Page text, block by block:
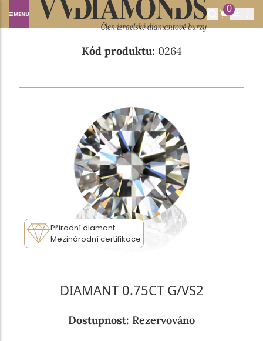
0
Domů NABÍDKA DIAMANTŮ 0.75CT G/VS2
Kód produktu: 0264
Přírodní diamant
Mezinárodní certifikace
DIAMANT 0.75CT G/VS2
Dostupnost: Rezervováno